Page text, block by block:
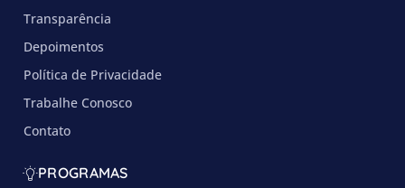
Transparência
Depoimentos
Política de Privacidade
Trabalhe Conosco
Contato
PROGRAMAS